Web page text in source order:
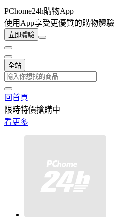
PChome24h購物App
使用App享受更優質的購物體驗
立即體驗
全站
回首頁
限時特價搶購中
看更多